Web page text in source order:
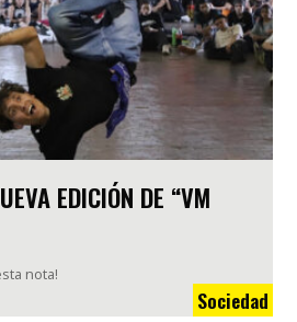
EDICIÓN DE “VM
nota!
Sociedad